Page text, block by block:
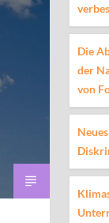
Die
der
von